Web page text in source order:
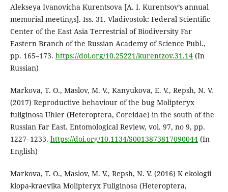
Alekseya Ivanovicha Kurentsova [A. I. Kurentsov’s annual
memorial meetings]. Iss. 31. Vladivostok: Federal Scientific
Center of the East Asia Terrestrial of Biodiversity Far
Eastern Branch of the Russian Academy of Science Publ.,
pp. 165–173. https://doi.org/10.25221/kurentzov.31.14(In
Russian)
Markova, T. O., Maslov, M. V., Kanyukova, E. V., Repsh, N. V.
(2017) Reproductive behaviour of the bug Molipteryx
fuliginosa Uhler (Heteroptera, Coreidae) in the south of the
Russian Far East. Entomological Review, vol. 97, no 9, pp.
1227–1233. https://doi.org/10.1134/S0013873817090044(In
English)
Markova, T. O., Maslov, M. V., Repsh, N. V. (2016) K ekologii
klopa-kraevika Molipteryx Fuliginosa (Heteroptera,